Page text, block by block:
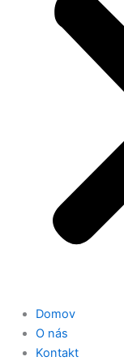
Domov
O nás
Kontakt